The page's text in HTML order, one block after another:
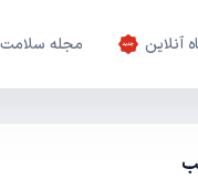
آنلاین مجله سلامت